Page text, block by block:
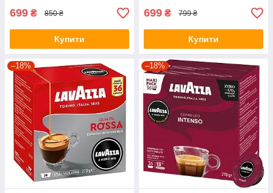
699 ₴ 850 ₴
Купити
699 ₴ 799 ₴
Купити
–18% –18%